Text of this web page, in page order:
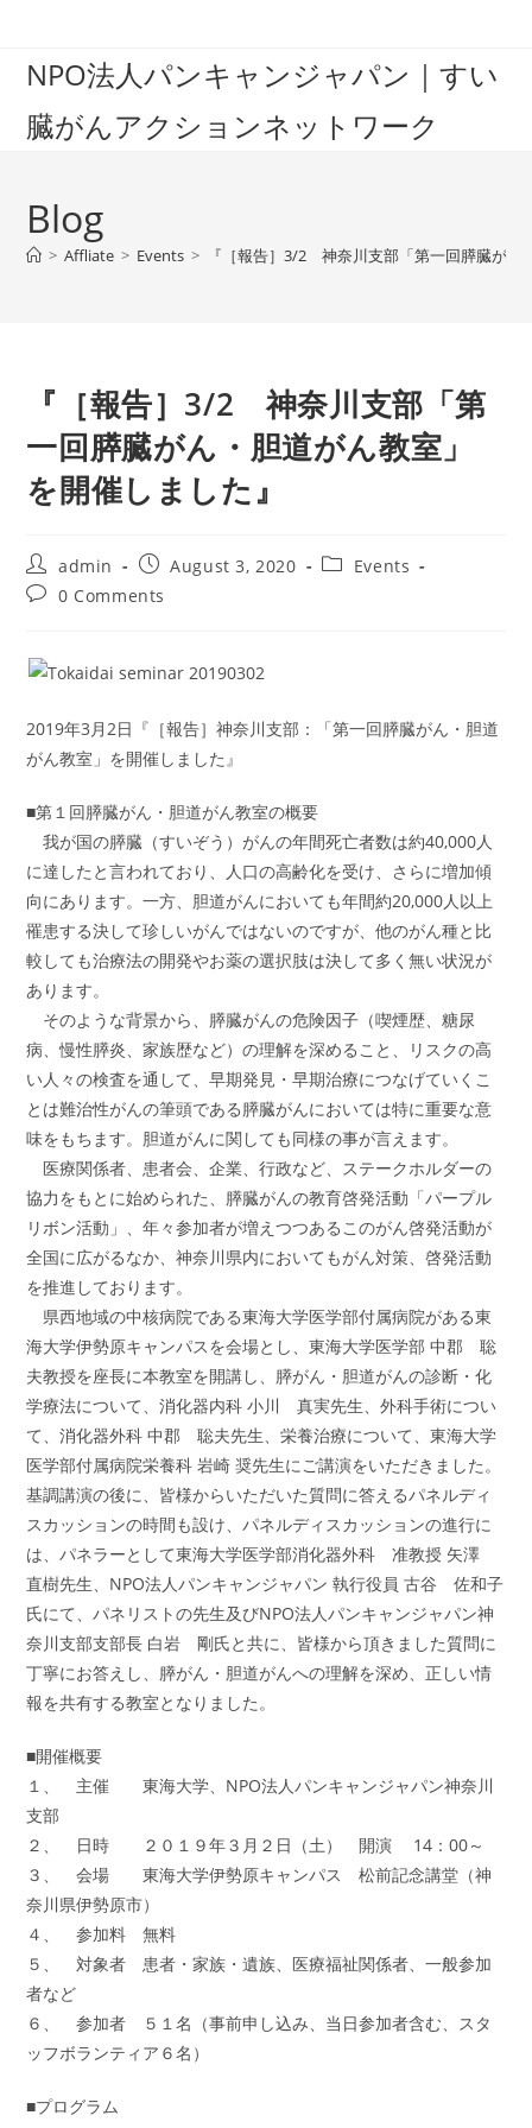
contentNPO法人パンキャンジャパン｜すい
臓がんアクションネットワーク
Blog
> Affliate > Events > 『［報告］3/2 神奈川支部「第一回膵臓がん
『［報告］3/2 神奈川支部「第
一回膵臓がん・胆道がん教室」
を開催しました』
Post
author:
admin
Post
published:
August 3, 2020
PostEvents
Post0 Comments
2019年3月2日『［報告］神奈川支部：「第一回膵臓がん・胆道
がん教室」を開催しました』
■第１回膵臓がん・胆道がん教室の概要
我が国の膵臓（すいぞう）がんの年間死亡者数は約40,000人
に達したと言われており、人口の高齢化を受け、さらに増加傾
向にあります。一方、胆道がんにおいても年間約20,000人以上
罹患する決して珍しいがんではないのですが、他のがん種と比
較しても治療法の開発やお薬の選択肢は決して多く無い状況が
あります。
そのような背景から、膵臓がんの危険因子（喫煙歴、糖尿
病、慢性膵炎、家族歴など）の理解を深めること、リスクの高
い人々の検査を通して、早期発見・早期治療につなげていくこ
とは難治性がんの筆頭である膵臓がんにおいては特に重要な意
味をもちます。胆道がんに関しても同様の事が言えます。
医療関係者、患者会、企業、行政など、ステークホルダーの
協力をもとに始められた、膵臓がんの教育啓発活動「パープル
リボン活動」、年々参加者が増えつつあるこのがん啓発活動が
全国に広がるなか、神奈川県内においてもがん対策、啓発活動
を推進しております。
県西地域の中核病院である東海大学医学部付属病院がある東
海大学伊勢原キャンパスを会場とし、東海大学医学部 中郡 聡
夫教授を座長に本教室を開講し、膵がん・胆道がんの診断・化
学療法について、消化器内科 小川 真実先生、外科手術につい
て、消化器外科 中郡 聡夫先生、栄養治療について、東海大学
医学部付属病院栄養科 岩崎 奨先生にご講演をいただきました。
基調講演の後に、皆様からいただいた質問に答えるパネルディ
スカッションの時間も設け、パネルディスカッションの進行に
は、パネラーとして東海大学医学部消化器外科 准教授 矢澤
直樹先生、NPO法人パンキャンジャパン 執行役員 古谷 佐和子
氏にて、パネリストの先生及びNPO法人パンキャンジャパン神
奈川支部支部長 白岩 剛氏と共に、皆様から頂きました質問に
丁寧にお答えし、膵がん・胆道がんへの理解を深め、正しい情
報を共有する教室となりました。
■開催概要
１、 主催 東海大学、NPO法人パンキャンジャパン神奈川
支部
２、 日時 ２０１９年３月２日（土） 開演 14：00～
３、 会場 東海大学伊勢原キャンパス 松前記念講堂（神
奈川県伊勢原市）
４、 参加料 無料
５、 対象者 患者・家族・遺族、医療福祉関係者、一般参加
者など
６、 参加者 ５１名（事前申し込み、当日参加者含む、スタ
ッフボランティア６名）
■プログラム